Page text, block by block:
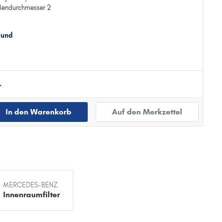
2
In den Warenkorb Auf den Merkzettel
MERCEDES-BENZ
Innenraumfilter